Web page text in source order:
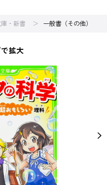
・新書 一般書（その他）
拡大